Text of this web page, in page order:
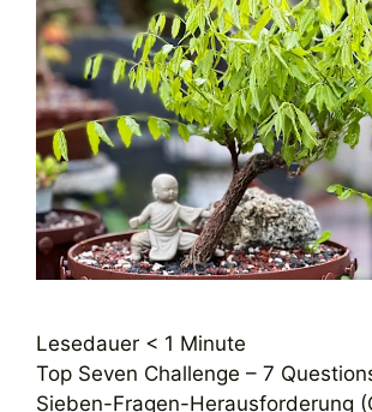
Lesedauer < 1 Minute
Top Seven Challenge – 7
Sieben-Fragen-Herausforderung